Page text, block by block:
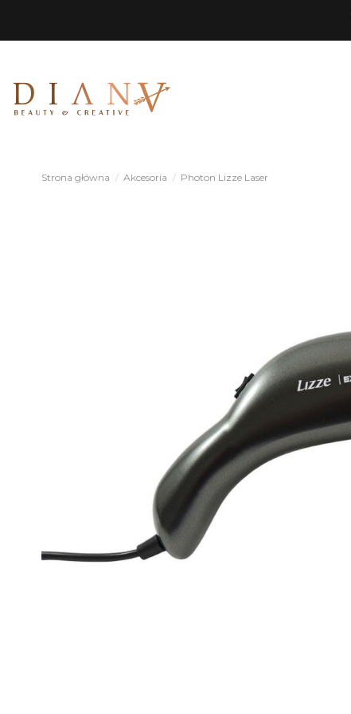
Strona główna Akcesoria Photon Lizze Laser